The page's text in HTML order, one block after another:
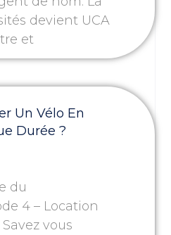
devient UCA
et
Un Vélo En
Durée ?
du
4 – Location
vous